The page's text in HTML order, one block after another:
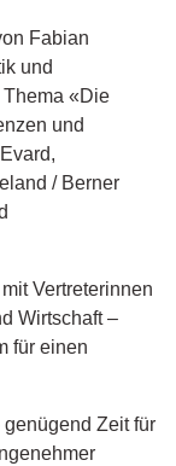
Fabian
und
«Die
und
/ Berner
Vertreterinnen
Wirtschaft –
für einen
Zeit für